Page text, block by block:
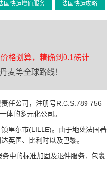
国快运增值服务 法国快运攻略
价格划算，精确到0.1磅计
麦等全球路线！
任公司，注册号R.C.S.789 756
体的多元化公司。
里尔市(LILLE)。由于地处法国著
英国、比利时以及巴黎。
中的标准加固及退件服务，包裹